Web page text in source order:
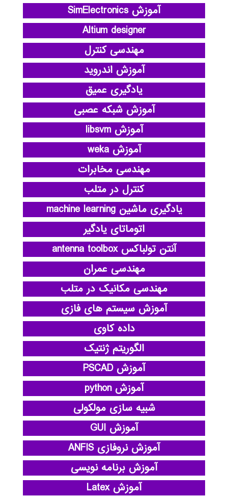
آموزش SimElectronics
Altium designer
مهندسی کنترل
آموزش اندروید
یادگیری عمیق
آموزش شبکه عصبی
آموزش libsvm
آموزش weka
مهندسی مخابرات
کنترل در متلب
یادگیری ماشین machine learning
اتوماتای یادگیر
آنتن تولباکس antenna toolbox
مهندسی عمران
مهندسی مکانیک در متلب
آموزش سیستم های فازی
داده کاوی
الگوریتم ژنتیک
آموزش PSCAD
آموزش python
شبیه سازی مولکولی
آموزش GUI
آموزش نروفازی ANFIS
آموزش برنامه نویسی
آموزش Latex